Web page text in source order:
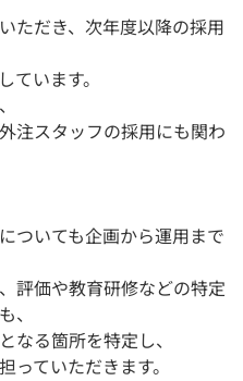
ただき、次年度以降の採用
います。
注スタッフの採用にも関わ
ついても企画から運用まで
評価や教育研修などの特定
、
なる箇所を特定し、
ていただきます。